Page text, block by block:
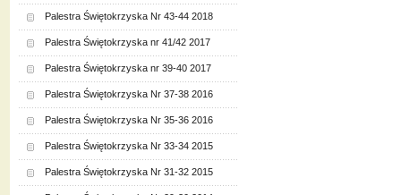
Palestra Świętokrzyska Nr 43-44 2018
Palestra Świętokrzyska nr 41/42 2017
Palestra Świętokrzyska nr 39-40 2017
Palestra Świętokrzyska Nr 37-38 2016
Palestra Świętokrzyska Nr 35-36 2016
Palestra Świętokrzyska Nr 33-34 2015
Palestra Świętokrzyska Nr 31-32 2015